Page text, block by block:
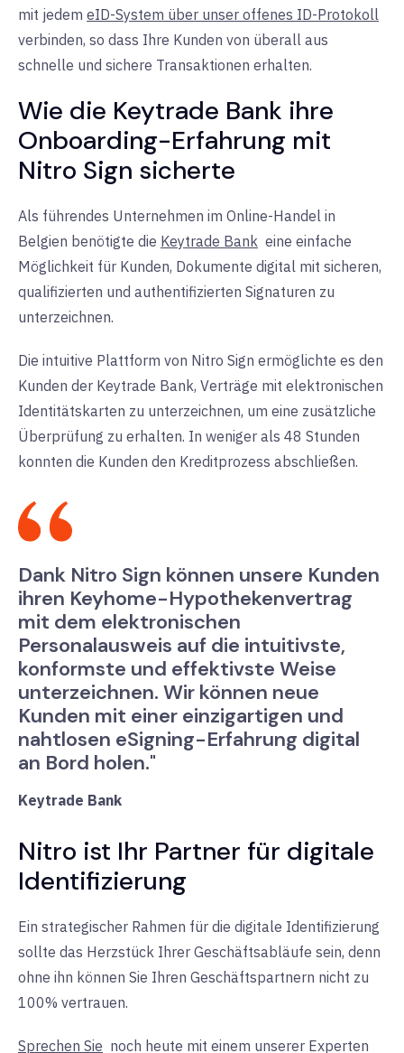
mit jedem eID-System über unser offenes ID-Protokoll
verbinden, so dass Ihre Kunden von überall aus
schnelle und sichere Transaktionen erhalten.
Wie die Keytrade Bank ihre
Onboarding-Erfahrung mit
Nitro Sign sicherte
Als führendes Unternehmen im Online-Handel in
Belgien benötigte die Keytrade Bank eine einfache
Möglichkeit für Kunden, Dokumente digital mit sicheren,
qualifizierten und authentifizierten Signaturen zu
unterzeichnen.
Die intuitive Plattform von Nitro Sign ermöglichte es den
Kunden der Keytrade Bank, Verträge mit elektronischen
Identitätskarten zu unterzeichnen, um eine zusätzliche
Überprüfung zu erhalten. In weniger als 48 Stunden
konnten die Kunden den Kreditprozess abschließen.
Dank Nitro Sign können unsere Kunden
ihren Keyhome-Hypothekenvertrag
mit dem elektronischen
Personalausweis auf die intuitivste,
konformste und effektivste Weise
unterzeichnen. Wir können neue
Kunden mit einer einzigartigen und
nahtlosen eSigning-Erfahrung digital
an Bord holen."
Keytrade Bank
Nitro ist Ihr Partner für digitale
Identifizierung
Ein strategischer Rahmen für die digitale Identifizierung
sollte das Herzstück Ihrer Geschäftsabläufe sein, denn
ohne ihn können Sie Ihren Geschäftspartnern nicht zu
100% vertrauen.
Sprechen Sie noch heute mit einem unserer Experten